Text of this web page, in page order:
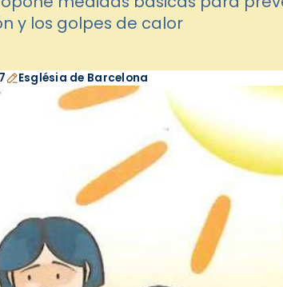
y los golpes de calor
Església de Barcelona